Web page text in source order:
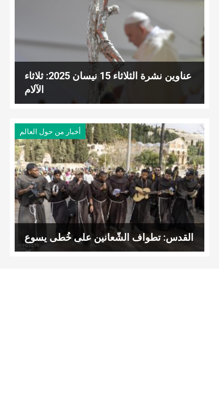
عناوين نشرة الثلاثاء 15 نيسان 2025: ثلاثاء
الآلام
أخبار من حول العالم
القدس: تطواف الشّعانين على خُطى يسوع